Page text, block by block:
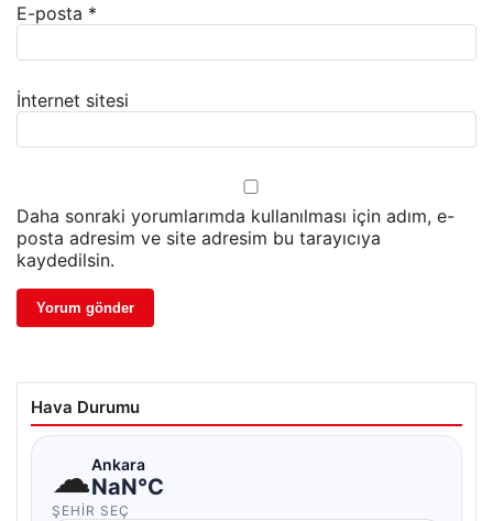
E-posta *
İnternet sitesi
Daha sonraki yorumlarımda kullanılması için adım, e-
posta adresim ve site adresim bu tarayıcıya
kaydedilsin.
Hava Durumu
☁Ankara
NaN°C
ŞEHIR SEÇ